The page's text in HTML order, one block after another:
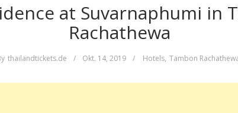
at Suvarnaphumi in
Rachathewa
thailandtickets.de / Okt. 14, 2019 / Hotels, Tambon